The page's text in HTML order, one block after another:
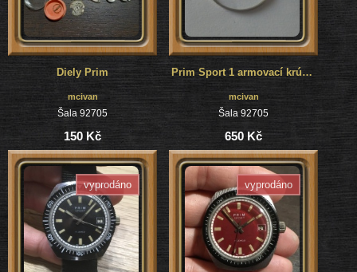
Diely Prim
mcivan
Šala 92705
150 Kč
Prim Sport 1 armovací krúžok
mcivan
Šala 92705
650 Kč
vyprodáno vyprodáno